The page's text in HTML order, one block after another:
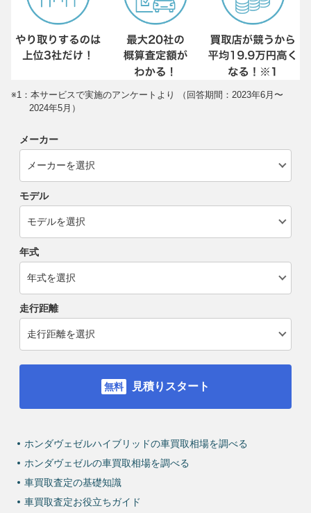
※1：本サービスで実施のアンケートより （回答期間：2023年6月〜
2024年5月）
メーカー
モデル
年式
走行距離
見積りスタート
ホンダヴェゼルハイブリッドの車買取相場を調べる
ホンダヴェゼルの車買取相場を調べる
車買取査定の基礎知識
車買取査定お役立ちガイド